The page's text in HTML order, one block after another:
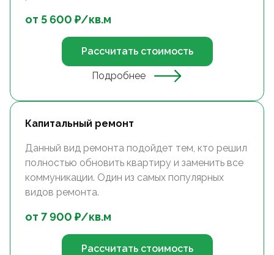
от 5 600 ₽/кв.м
Рассчитать стоимость
Подробнее
Капитальный ремонт
Данный вид ремонта подойдет тем, кто решил
полностью обновить квартиру и заменить все
коммуникации. Один из самых популярных
видов ремонта.
от 7 900 ₽/кв.м
Рассчитать стоимость